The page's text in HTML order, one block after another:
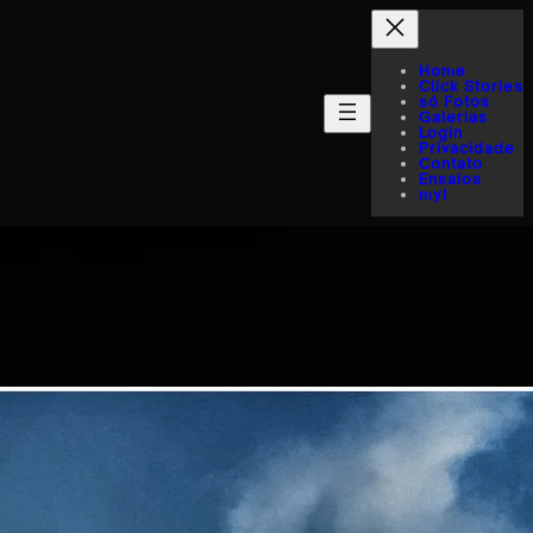
Home
Click Stories
só Fotos
Galerias
Login
Privacidade
Contato
Ensaios
myI